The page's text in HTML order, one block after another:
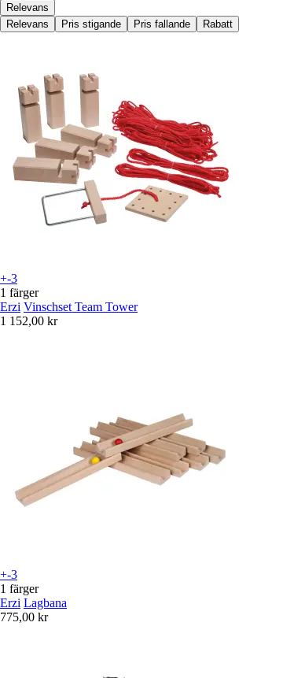
Relevans
Relevans
Pris stigande Pris fallande Rabatt
+-3
1 färger
Erzi Vinschset Team Tower
1 152,00 kr
+-3
1 färger
Erzi Lagbana
775,00 kr